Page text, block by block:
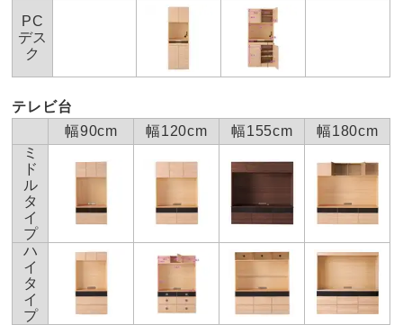
■幅木対応（7.5×1.5cm）
■お客様にて上下ジョイント
■可動棚板3枚
■日本製
■配送： 約1ヶ月配送
※ご希望のお客様に無料で板見本をお送りいたします
申し込みは商品番号MB9967
★本体奥行は44cmですが、テレビ台部分のみ少々奥行が
広く、45cmになります。
ディノスのサイズ（家具）
PC
デス
ク
テレビ台
幅90cm
幅120cm 幅155cm
幅180cm
ミ
ド
ル
タ
イ
プ
ハ
イ
タ
イ
プ